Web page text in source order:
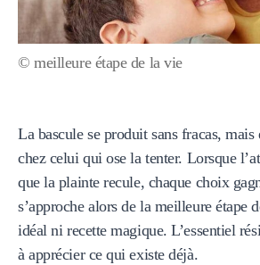
© meilleure étape de la vie
La bascule se produit sans fracas,
chez celui qui ose la tenter. Lorsque
que la plainte recule, chaque choix
s’approche alors de la meilleure étape
idéal ni recette magique. L’essentiel
à apprécier ce qui existe déjà.